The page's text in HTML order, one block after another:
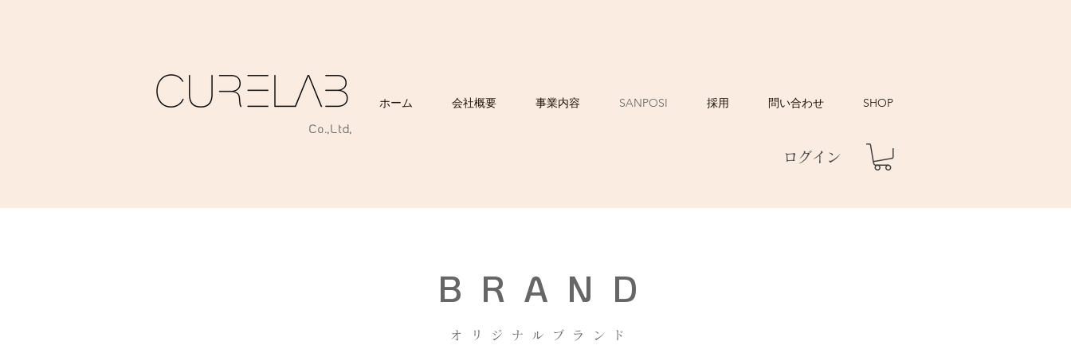
Co.,Ltd,
ホーム 会社概要 事業内容 SANPOSI 採用 問い合わせ SHOP
ログイン
BRAND
オリジナルブランド